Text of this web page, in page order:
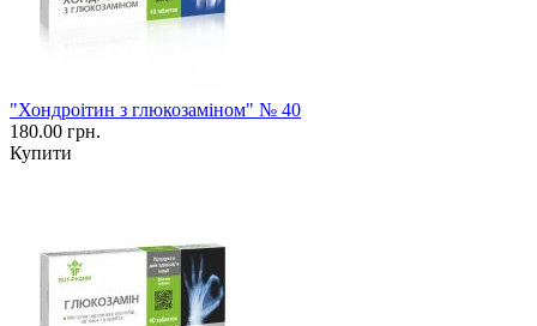
"Хондроітин з глюкозаміном" № 40
180.00 грн.
Купити